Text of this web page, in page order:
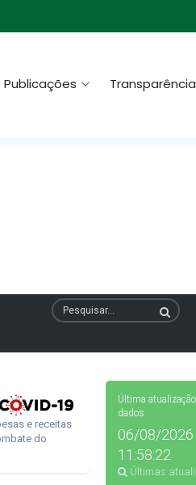
Publicações Transparência